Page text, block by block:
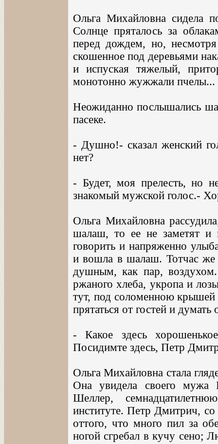
Ольга Михайловна сидела
Солнце пряталось за
перед дождем, но,
скошенное под деревьями
и испуская тяжелый,
монотонно жужжали пчелы...
Неожиданно послышались
пасеке.
- Душно!- сказал женский
нет?
- Будет, моя прелесть, но
знакомый мужской голос.-
Ольга Михайловна
шалаш, то ее не заметят
говорить и напряженно
и вошла в шалаш. Тотчас
душным, как пар,
ржаного хлеба, укропа и
тут, под соломенною
прятаться от гостей и
- Какое здесь
Посидимте здесь, Петр
Ольга Михайловна стала
Она увидела своего
Шеллер,
институте. Петр Дмитрич,
оттого, что много пил за
ногой сгребал в кучу сено;